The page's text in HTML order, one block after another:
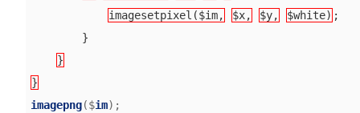
imagesetpixel($im,
$x, $y, $white) ;
}
}
}
imagepng($im);